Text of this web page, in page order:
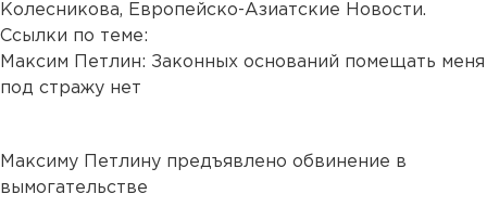
Колесникова, Европейско-Азиатские Новости.
Ссылки по теме:
Максим Петлин: Законных оснований помещать меня
под стражу нет
Максиму Петлину предъявлено обвинение в
вымогательстве